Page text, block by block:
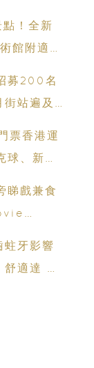
！全新
館附適合
募200名
站遍及
票香港運
、新興
睇戲兼食
蛀牙影響